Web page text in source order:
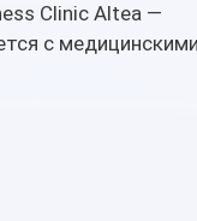
Clinic Altea —
с медицинскими